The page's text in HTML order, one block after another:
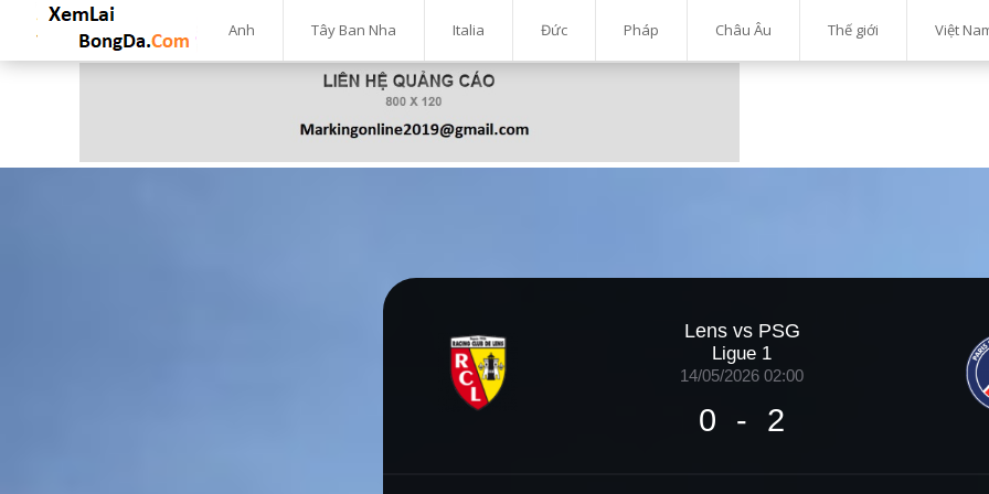
Anh Tây Ban Nha Italia Đức Pháp Châu Âu Thế giới Việt
Lens vs PSG
Ligue 1
14/05/2026 02:00
0 - 2